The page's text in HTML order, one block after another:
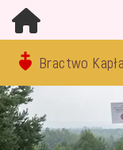
Bractwo